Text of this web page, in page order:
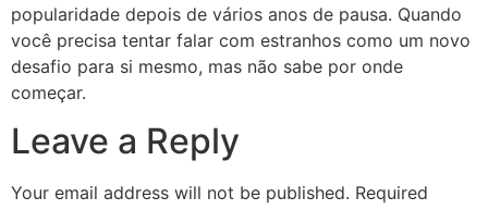
popularidade depois de vários anos de pausa. Quando
você precisa tentar falar com estranhos como um novo
desafio para si mesmo, mas não sabe por onde
começar.
Leave a Reply
Your email address will not be published. Required